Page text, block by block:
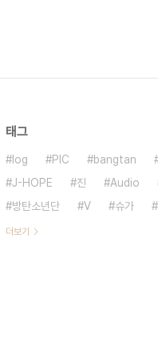
태그
log PIC bangtan
J-HOPE
진 Audio
방탄소년단
V 슈가
더보기